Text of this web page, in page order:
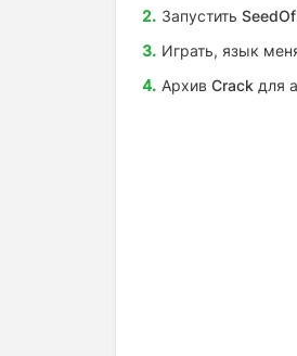
Запустить
Играть, язык
Архив Crack для